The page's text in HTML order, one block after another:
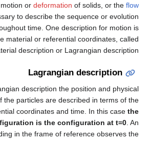
When analyzing the motion ordeformationof
of fluids, it is necessary to describe the
of configurations throughout time. One
made in terms of the material or referential
material description or
Lagrangian
In the Lagrangian description the
properties of the particles are
material or referential coordinates and
reference configuration is the
observer standing in the frame of